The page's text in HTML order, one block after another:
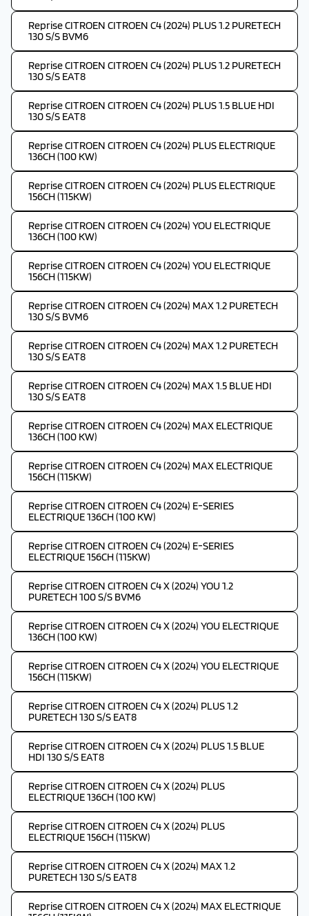
Reprise CITROEN CITROEN C4 (2024) PLUS 1.2 PURETECH
130 S/S BVM6
Reprise CITROEN CITROEN C4 (2024) PLUS 1.2 PURETECH
130 S/S EAT8
Reprise CITROEN CITROEN C4 (2024) PLUS 1.5 BLUE HDI
130 S/S EAT8
Reprise CITROEN CITROEN C4 (2024) PLUS ELECTRIQUE
136CH (100 KW)
Reprise CITROEN CITROEN C4 (2024) PLUS ELECTRIQUE
156CH (115KW)
Reprise CITROEN CITROEN C4 (2024) YOU ELECTRIQUE
136CH (100 KW)
Reprise CITROEN CITROEN C4 (2024) YOU ELECTRIQUE
156CH (115KW)
Reprise CITROEN CITROEN C4 (2024) MAX 1.2 PURETECH
130 S/S BVM6
Reprise CITROEN CITROEN C4 (2024) MAX 1.2 PURETECH
130 S/S EAT8
Reprise CITROEN CITROEN C4 (2024) MAX 1.5 BLUE HDI
130 S/S EAT8
Reprise CITROEN CITROEN C4 (2024) MAX ELECTRIQUE
136CH (100 KW)
Reprise CITROEN CITROEN C4 (2024) MAX ELECTRIQUE
156CH (115KW)
Reprise CITROEN CITROEN C4 (2024) E-SERIES
ELECTRIQUE 136CH (100 KW)
Reprise CITROEN CITROEN C4 (2024) E-SERIES
ELECTRIQUE 156CH (115KW)
Reprise CITROEN CITROEN C4 X (2024) YOU 1.2
PURETECH 100 S/S BVM6
Reprise CITROEN CITROEN C4 X (2024) YOU ELECTRIQUE
136CH (100 KW)
Reprise CITROEN CITROEN C4 X (2024) YOU ELECTRIQUE
156CH (115KW)
Reprise CITROEN CITROEN C4 X (2024) PLUS 1.2
PURETECH 130 S/S EAT8
Reprise CITROEN CITROEN C4 X (2024) PLUS 1.5 BLUE
HDI 130 S/S EAT8
Reprise CITROEN CITROEN C4 X (2024) PLUS
ELECTRIQUE 136CH (100 KW)
Reprise CITROEN CITROEN C4 X (2024) PLUS
ELECTRIQUE 156CH (115KW)
Reprise CITROEN CITROEN C4 X (2024) MAX 1.2
PURETECH 130 S/S EAT8
Reprise CITROEN CITROEN C4 X (2024) MAX ELECTRIQUE